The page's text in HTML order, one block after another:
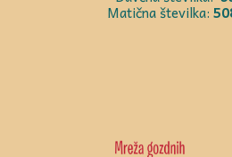
Matična številka: